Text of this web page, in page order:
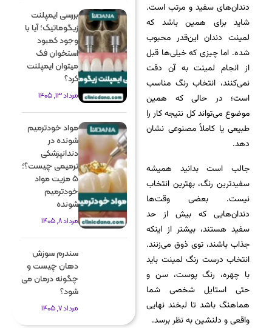
دندان‌های سفید و مرتب است.
شاید برای همین باشد که
لمینت دندان این‌قدر محبوب
شده. اما چیزی که خیلی‌ها قبل
از انجام لمینت به آن دقت
نمی‌کنند، انتخاب رنگ مناسب
است؛ در حالی که همین
موضوع می‌تواند کل نتیجه کار را
طبیعی یا کاملاً مصنوعی نشان
دهد.
جالب است بدانید همیشه
سفیدترین رنگ، بهترین انتخاب
نیست. بعضی وقت‌ها
دندان‌هایی که بیش از حد
سفید هستند، بیشتر از اینکه
جذاب باشند، توی ذوق می‌زنند.
انتخاب درست رنگ لمینت باید
با چهره، رنگ پوست، سن و
حتی استایل شخصی شما
هماهنگ باشد تا لبخند نهایی
واقعی و دلنشین به نظر برسد.
بررسی ایمپلنت
زیگوماتیک؛ آیا با
وجود کمبود
استخوان فک
میتوان ایمپلنت
کرد؟
مرداد 13, 1405
مواد خودترمیم
شونده در
دندانپزشکی
ترمیمی چیست؟؛
5 مزیت مواد
خودترمیم
شونده
مرداد 8, 1405
سندرم سوزش
دهان چیست و
چگونه درمان می
شود؟
مرداد 7, 1405